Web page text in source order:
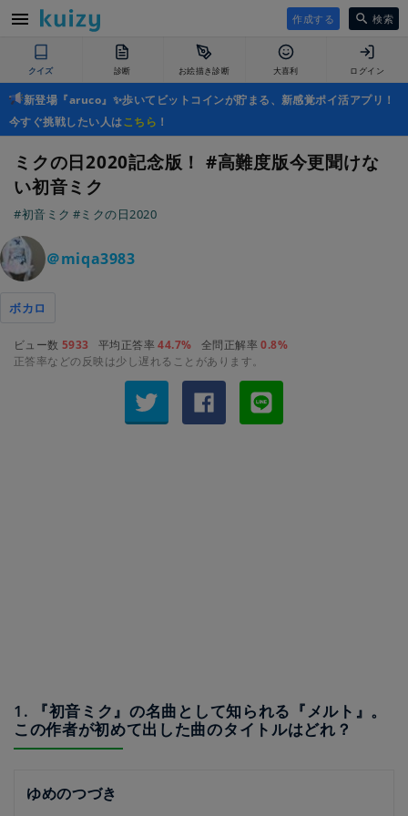
作成する 検索
クイズ 診断 お絵描き診断 大喜利 ログイン
新登場『aruco』✨歩いてビットコインが貯まる、新感覚ポイ活アプリ！
今すぐ挑戦したい人はこちら ！
ミクの日2020記念版！ #高難度版今更聞けな
い初音ミク
#初音ミク #ミクの日2020
＠miqa3983
ボカロ
ビュー数 5933 平均正答率44.7% 全問正解率0.8%
正答率などの反映は少し遅れることがあります。
1. 『初音ミク』の名曲として知られる『メルト』。
この作者が初めて出した曲のタイトルはどれ？
ゆめのつづき